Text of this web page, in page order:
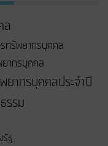
ล
รทรัพยากรบุคคล
ากรบุคคล
ยากรบุคคลประจำปี
รรม
รัฐ